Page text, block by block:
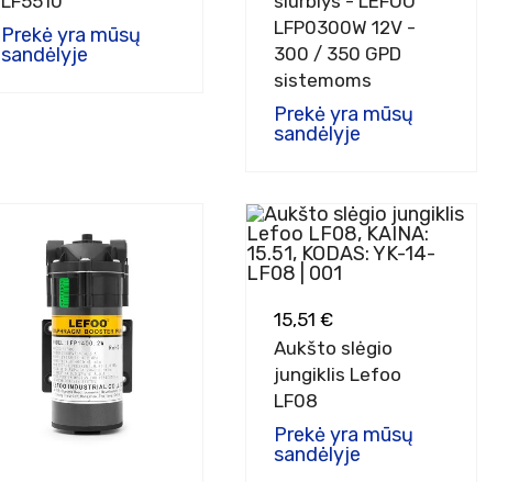
Prekė yra mūsų
sandėlyje
LFP0300W 12V -
300 / 350 GPD
sistemoms
Prekė yra mūsų
sandėlyje
15,51 €
Aukšto slėgio
jungiklis Lefoo
LF08
Prekė yra mūsų
sandėlyje